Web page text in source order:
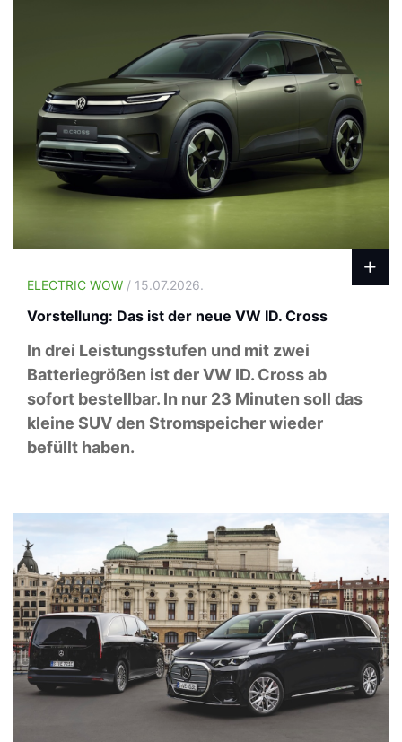
ELECTRIC WOW / 15.07.2026.
Vorstellung: Das ist der neue VW ID. Cross
In drei Leistungsstufen und mit zwei
Batteriegrößen ist der VW ID. Cross ab
sofort bestellbar. In nur 23 Minuten soll das
kleine SUV den Stromspeicher wieder
befüllt haben.